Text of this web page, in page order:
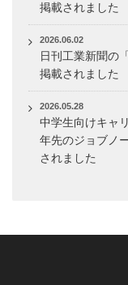
掲載されました
2026.06.02
日刊工業新聞の
掲載されました
2026.05.28
中学生向けキャ
年先のジョブノ
されました